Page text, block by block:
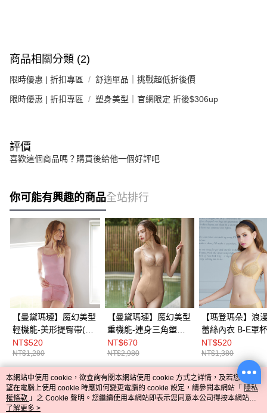
商品相關分類 (2)
限時優惠 | 折扣專區 舒適單品｜挑戰超低折後價
限時優惠 | 折扣專區 塑身美型｜官網限定 折後$306up
評價
喜歡這個商品嗎？購買後給他一個好評吧
你可能有興趣的商品全站排行
【曼黛瑪璉】魔幻美型
輕機能-美形提臀帶(光
柔粉)
NT$520
NT$1,280
【曼黛瑪璉】魔幻美型
重機能-連身三角塑身
衣 S-XXL(深遂膚)
NT$670
NT$2,980
【瑪登瑪朵】浪
蕾絲內衣 B-E罩杯(星
鑽膚)
NT$520
NT$1,380
熱門標籤
本網站中使用 cookie，欲查詢有關本網站使用 cookie 方式之詳情，及若您不希
望在電腦上使用 cookie 時應如何變更電腦的 cookie 設定，請參閱本網站「 隱私
權條款 」之 Cookie 聲明。您繼續使用本網站即表示您同意本公司得按本網站使
用條款之 Cookie 聲明使用 cookie。
了解更多 >